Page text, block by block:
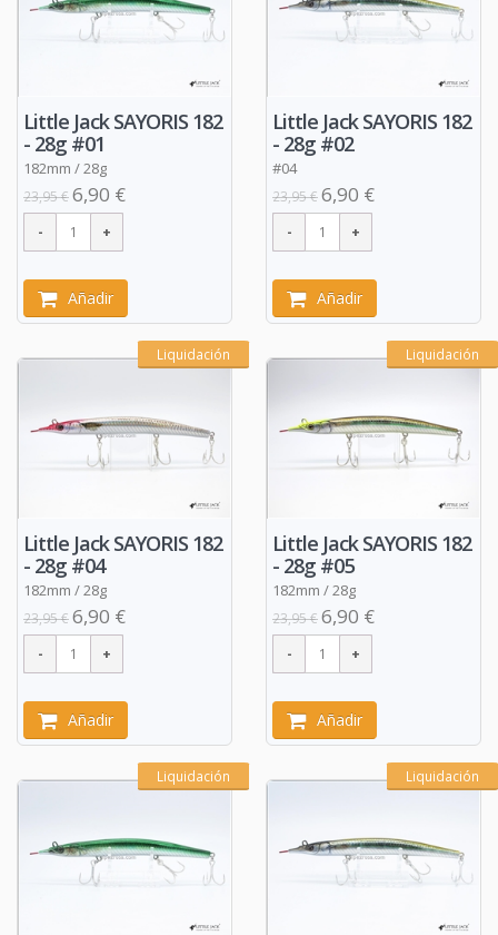
Little Jack SAYORIS 182
- 28g #01
182mm / 28g
23,95 €6,90 €
Añadir
Little Jack SAYORIS 182
- 28g #02
#04
23,95 €6,90 €
Añadir
Liquidación
Little Jack SAYORIS 182
- 28g #04
182mm / 28g
23,95 €6,90 €
Añadir
Liquidación
Little Jack SAYORIS 182
- 28g #05
182mm / 28g
23,95 €6,90 €
Añadir
Liquidación Liquidación